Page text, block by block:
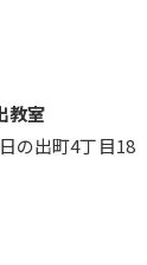
教室
の出町4丁目18